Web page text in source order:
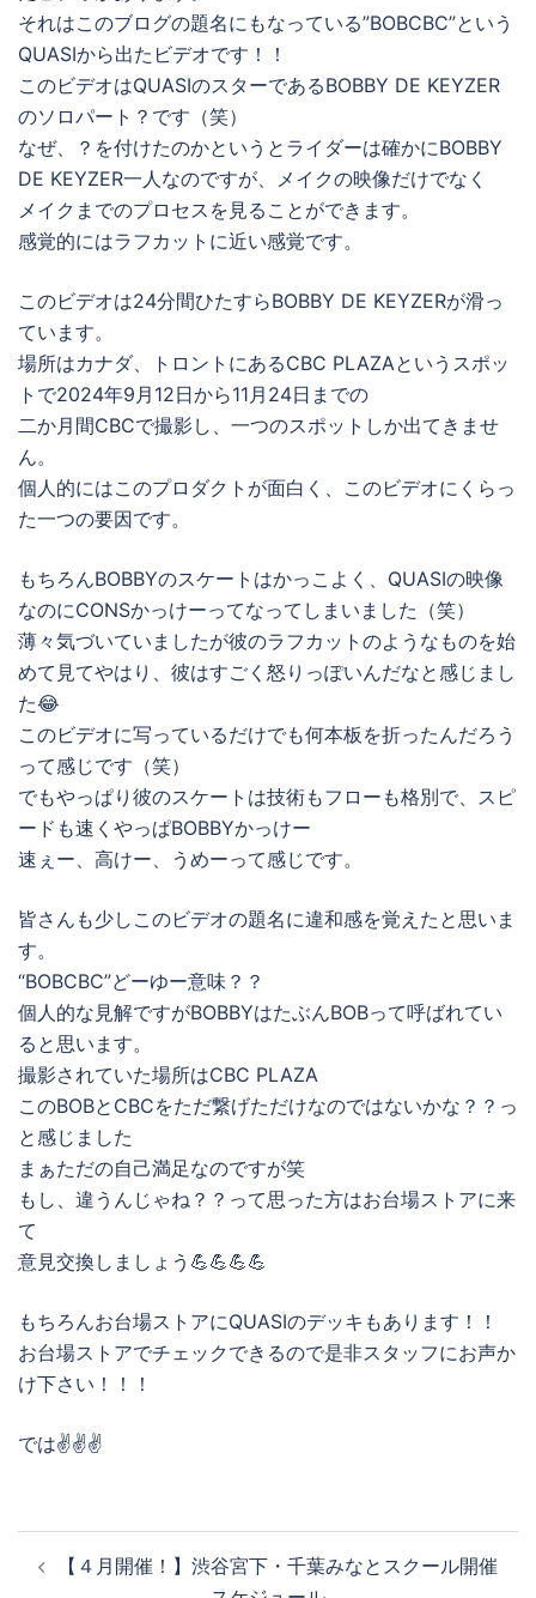
それはこのブログの題名にもなっている”BOBCBC”という
QUASIから出たビデオです！！
このビデオはQUASIのスターであるBOBBY DE KEYZER
のソロパート？です（笑）
なぜ、？を付けたのかというとライダーは確かにBOBBY
DE KEYZER一人なのですが、メイクの映像だけでなく
メイクまでのプロセスを見ることができます。
感覚的にはラフカットに近い感覚です。
このビデオは24分間ひたすらBOBBY DE KEYZERが滑っ
ています。
場所はカナダ、トロントにあるCBC PLAZAというスポッ
トで2024年9月12日から11月24日までの
二か月間CBCで撮影し、一つのスポットしか出てきませ
ん。
個人的にはこのプロダクトが面白く、このビデオにくらっ
た一つの要因です。
もちろんBOBBYのスケートはかっこよく、QUASIの映像
なのにCONSかっけーってなってしまいました（笑）
薄々気づいていましたが彼のラフカットのようなものを始
めて見てやはり、彼はすごく怒りっぽいんだなと感じまし
た😂
このビデオに写っているだけでも何本板を折ったんだろう
って感じです（笑）
でもやっぱり彼のスケートは技術もフローも格別で、スピ
ードも速くやっぱBOBBYかっけー
速ぇー、高けー、うめーって感じです。
皆さんも少しこのビデオの題名に違和感を覚えたと思いま
す。
“BOBCBC”どーゆー意味？？
個人的な見解ですがBOBBYはたぶんBOBって呼ばれてい
ると思います。
撮影されていた場所はCBC PLAZA
このBOBとCBCをただ繋げただけなのではないかな？？っ
と感じました
まぁただの自己満足なのですが笑
もし、違うんじゃね？？って思った方はお台場ストアに来
て
意見交換しましょう💪💪💪💪
もちろんお台場ストアにQUASIのデッキもあります！！
お台場ストアでチェックできるので是非スタッフにお声か
け下さい！！！
では✌️✌️✌️
稿
【４月開催！】渋谷宮下・千葉みなとスクール開催